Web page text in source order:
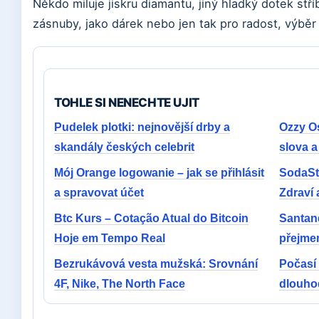
Někdo miluje jiskru diamantu, jiný hladký dotek
zásnuby, jako dárek nebo jen tak pro radost,
TOHLE SI NENECHTE UJIT
Pudelek plotki: nejnovější drby a
skandály českých celebrit
Ozzy
slova
Mój Orange logowanie – jak se přihlásit
a spravovat účet
Zdraví
Btc Kurs – Cotação Atual do Bitcoin
Hoje em Tempo Real
Bezrukávová vesta mužská: Srovnání
4F, Nike, The North Face